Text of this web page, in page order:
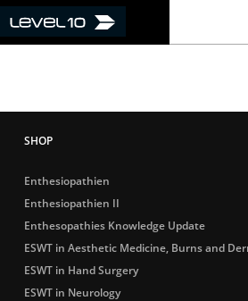
Enthesiopathien
Enthesiopathien II
Enthesopathies Knowledge Update
ESWT in Aesthetic Medicine, Burns and
ESWT in Hand Surgery
ESWT in Neurology